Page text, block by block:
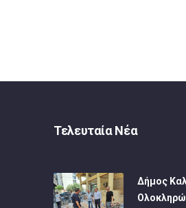
Τελευταία Νέα
Δήμος